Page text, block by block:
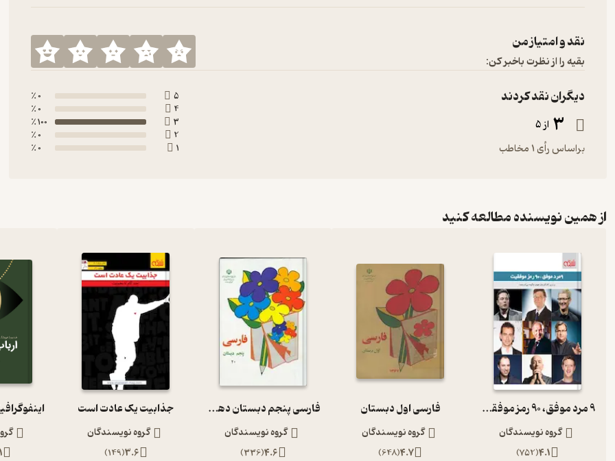
نقد و امتیاز من
بقیه را از نظرت باخبر کن:
دیگران نقد کردند
3 از 5
براساس رأی 1 مخاطب
5
0 ٪
4
0 ٪
3
100 ٪
2
0 ٪
1
0 ٪
از همین نویسنده مطالعه کنید
9 مرد موفق، 90 رمز موفقیت
گروه نویسندگان
4.1
(
752
)
فارسی اول دبستان
گروه نویسندگان
4.7
(
648
)
فارسی پنجم دبستان دهه 60
گروه نویسندگان
4.6
(
336
)
جذابیت یک عادت است
گروه نویسندگان
3.6
(
149
)